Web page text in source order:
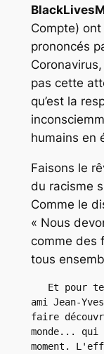
Compte)
prononcés
pas cette
qu’est la
humains en
Faisons le
du racisme
Comme le
« Nous
comme des
tous
ami Jean-
faire
monde... qui
moment.